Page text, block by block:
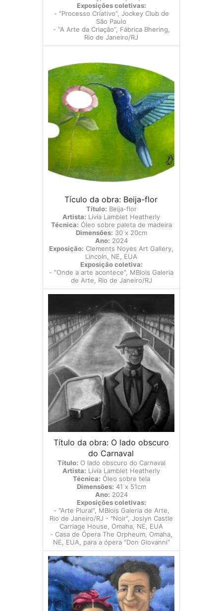
Exposições coletivas:
- “Processo Criativo”, Jockey Club de
São Paulo
- “A Arte da Criação”, Fábrica Bhering,
Rio de Janeiro/RJ
Tículo da obra: Beija-flor
Título: Beija-flor
Artista: Lívia Lamblet Heatherly
Técnica: Óleo sobre paleta de madeira
Dimensões: 30 x 20cm
Ano: 2024
Exposição: Clements Noyes Art Gallery,
Lincoln, NE, EUA
Exposição coletiva:
- "Onde a arte acontece", MBlois Galeria
de Arte, Rio de Janeiro/RJ
Título da obra: O lado obscuro
do Carnaval
Título: O lado obscuro do Carnaval
Artista: Lívia Lamblet Heatherly
Técnica: Óleo sobre tela
Dimensões: 41 x 51cm
Ano: 2024
Exposições coletivas:
- "Arte Plural", MBlois Galeria de Arte,
Rio de Janeiro/RJ - "Noir", Joslyn Castle
Carriage House, Omaha, NE, EUA
- Casa de Ópera The Orpheum, Omaha,
NE, EUA, para a ópera "Don Giovanni"